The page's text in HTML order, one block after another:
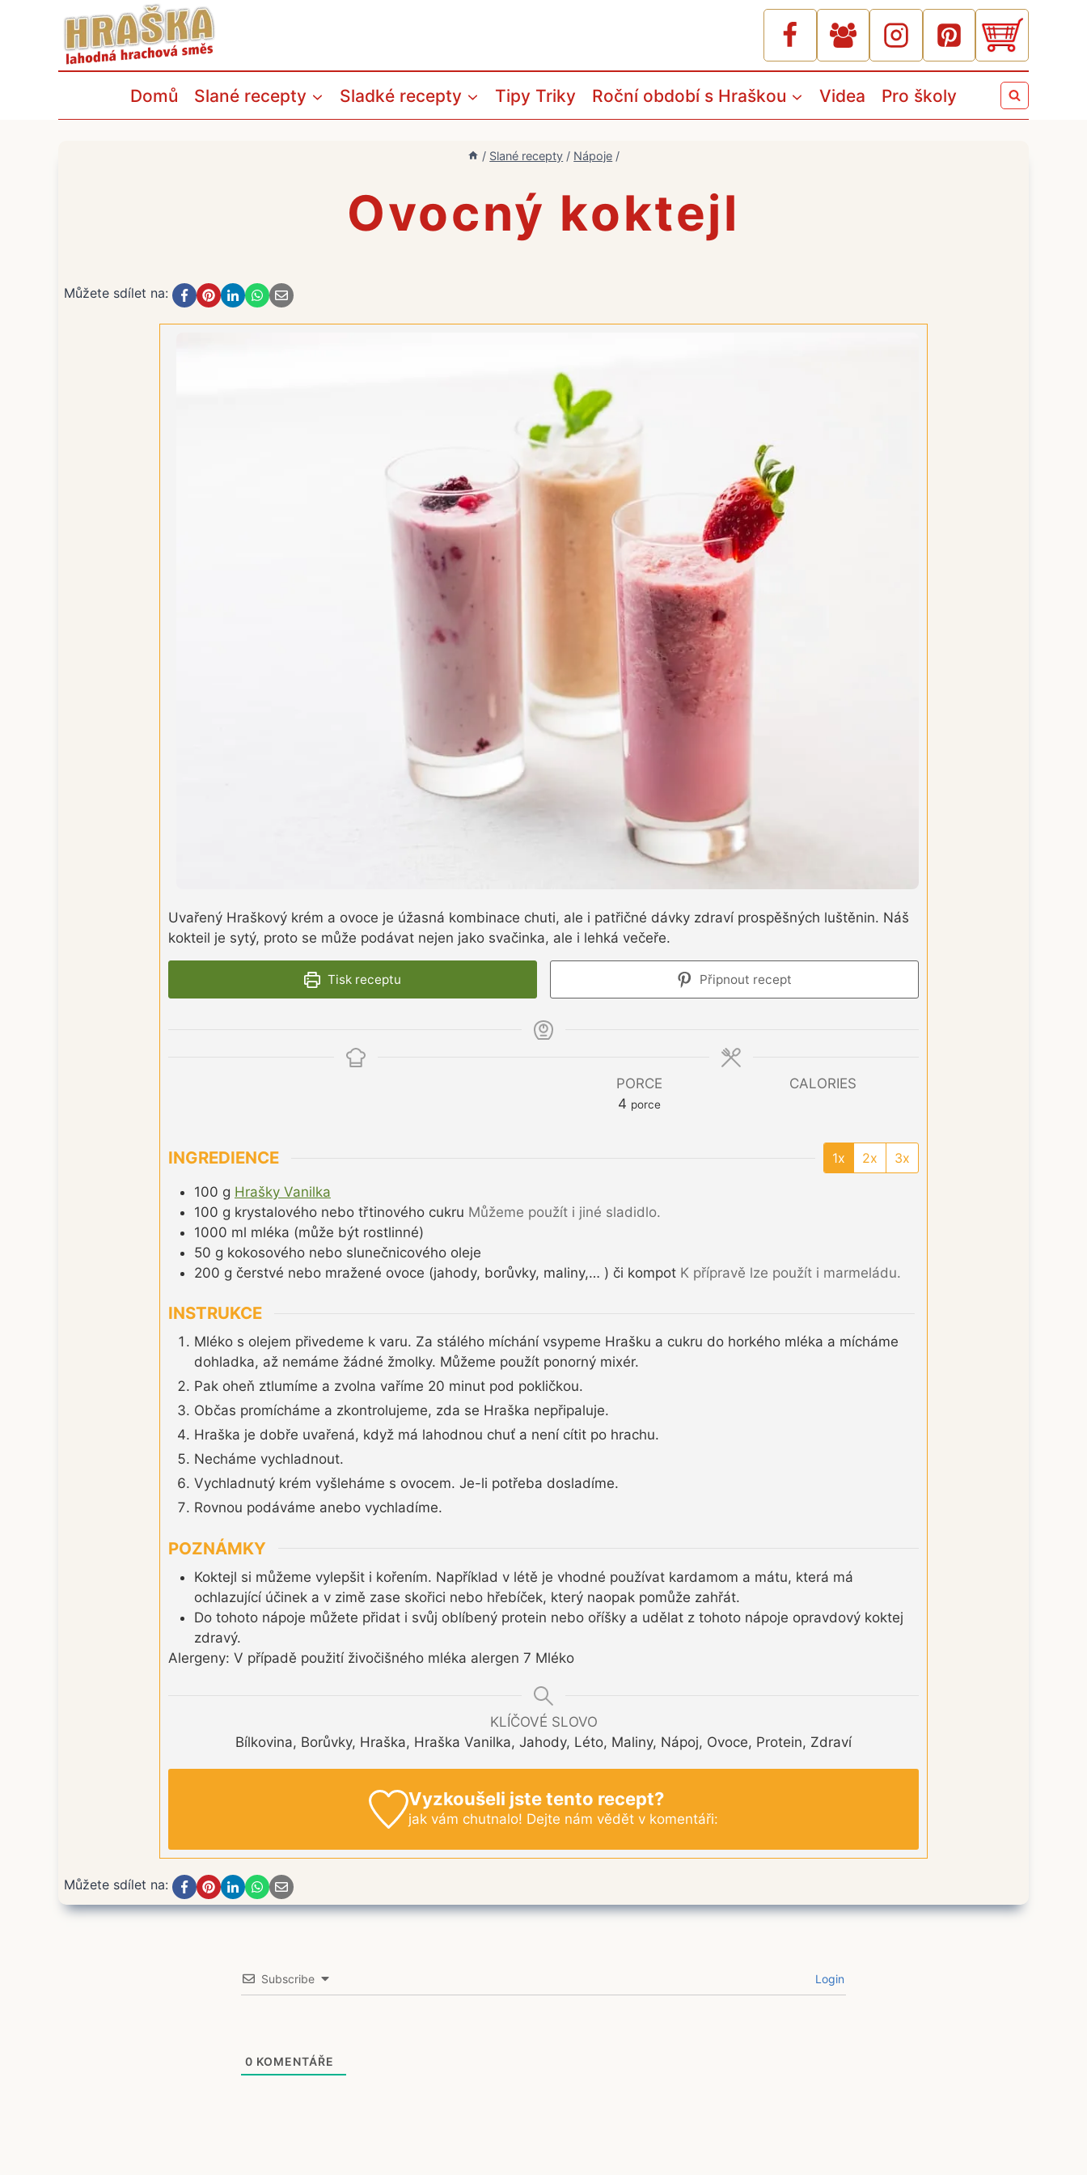
Domů Slané recepty Sladké recepty Tipy Triky Roční období s Hraškou Videa Pro školy
/ Slané recepty / Nápoje /
Ovocný koktejl
Můžete sdílet na:
Uvařený Hraškový krém a ovoce je úžasná kombinace chuti, ale i patřičné dávky zdraví prospěšných luštěnin. Náš
kokteil je sytý, proto se může podávat nejen jako svačinka, ale i lehká večeře.
Tisk receptu Připnout recept
PORCE
4 porce
CALORIES
INGREDIENCE 1x 2x 3x
100 g Hrašky Vanilka
100 g krystalového nebo třtinového cukru Můžeme použít i jiné sladidlo.
1000 ml mléka (může být rostlinné)
50 g kokosového nebo slunečnicového oleje
200 g čerstvé nebo mražené ovoce (jahody, borůvky, maliny,… ) či kompot K přípravě lze použít i marmeládu.
INSTRUKCE
Mléko s olejem přivedeme k varu. Za stálého míchání vsypeme Hrašku a cukru do horkého mléka a mícháme
dohladka, až nemáme žádné žmolky. Můžeme použít ponorný mixér.
Pak oheň ztlumíme a zvolna vaříme 20 minut pod pokličkou.
Občas promícháme a zkontrolujeme, zda se Hraška nepřipaluje.
Hraška je dobře uvařená, když má lahodnou chuť a není cítit po hrachu.
Necháme vychladnout.
Vychladnutý krém vyšleháme s ovocem. Je-li potřeba dosladíme.
Rovnou podáváme anebo vychladíme.
POZNÁMKY
Koktejl si můžeme vylepšit i kořením. Například v létě je vhodné používat kardamom a mátu, která má
ochlazující účinek a v zimě zase skořici nebo hřebíček, který naopak pomůže zahřát.
Do tohoto nápoje můžete přidat i svůj oblíbený protein nebo oříšky a udělat z tohoto nápoje opravdový koktej
zdravý.
Alergeny: V případě použití živočišného mléka alergen 7 Mléko
KLÍČOVÉ SLOVO
Bílkovina, Borůvky, Hraška, Hraška Vanilka, Jahody, Léto, Maliny, Nápoj, Ovoce, Protein, Zdraví
Vyzkoušeli jste tento recept?
jak vám chutnalo! Dejte nám vědět v komentáři:
Můžete sdílet na:
Subscribe Login
0 KOMENTÁŘE